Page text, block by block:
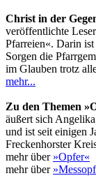
Christ in der
veröffentlichte
Pfarreien«. Darin
Sorgen die
im Glauben trotz
mehr...
Zu den Themen
äußert sich
und ist seit einigen
Freckenhorster
mehr über »Opfer«
mehr über